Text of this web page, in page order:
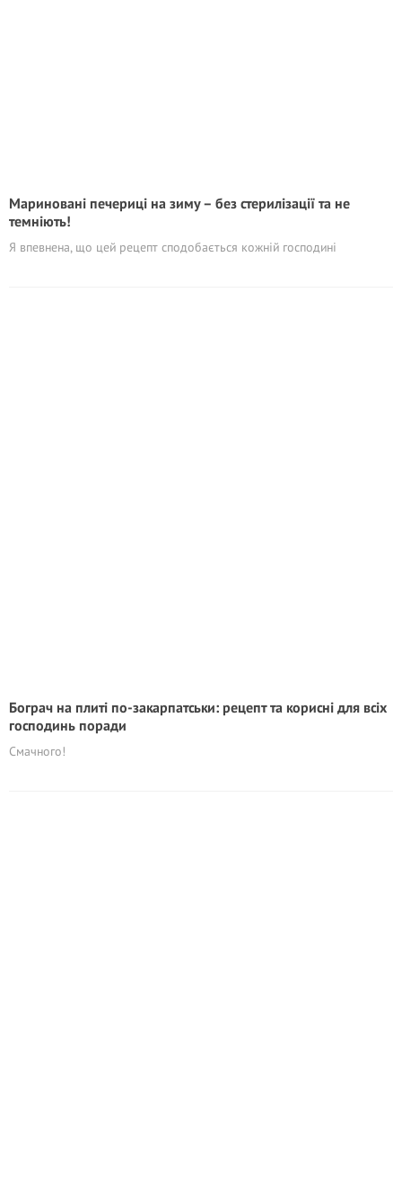
Мариновані печериці на зиму – без стерилiзації та не
темніють!
Я впевнена, що цей рецепт сподобається кожній господині
Бограч на плиті по-закарпатськи: рецепт та корисні для всіх
господинь поради
Смачного!